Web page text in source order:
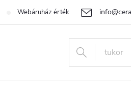
Webáruház értékelése Egyedi